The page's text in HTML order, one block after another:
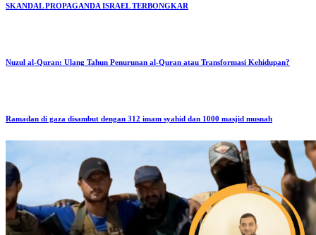
SKANDAL PROPAGANDA ISRAEL TERBONGKAR
Nuzul al-Quran: Ulang Tahun Penurunan al-Quran atau Transformasi Kehidupan?
Ramadan di gaza disambut dengan 312 imam syahid dan 1000 masjid musnah